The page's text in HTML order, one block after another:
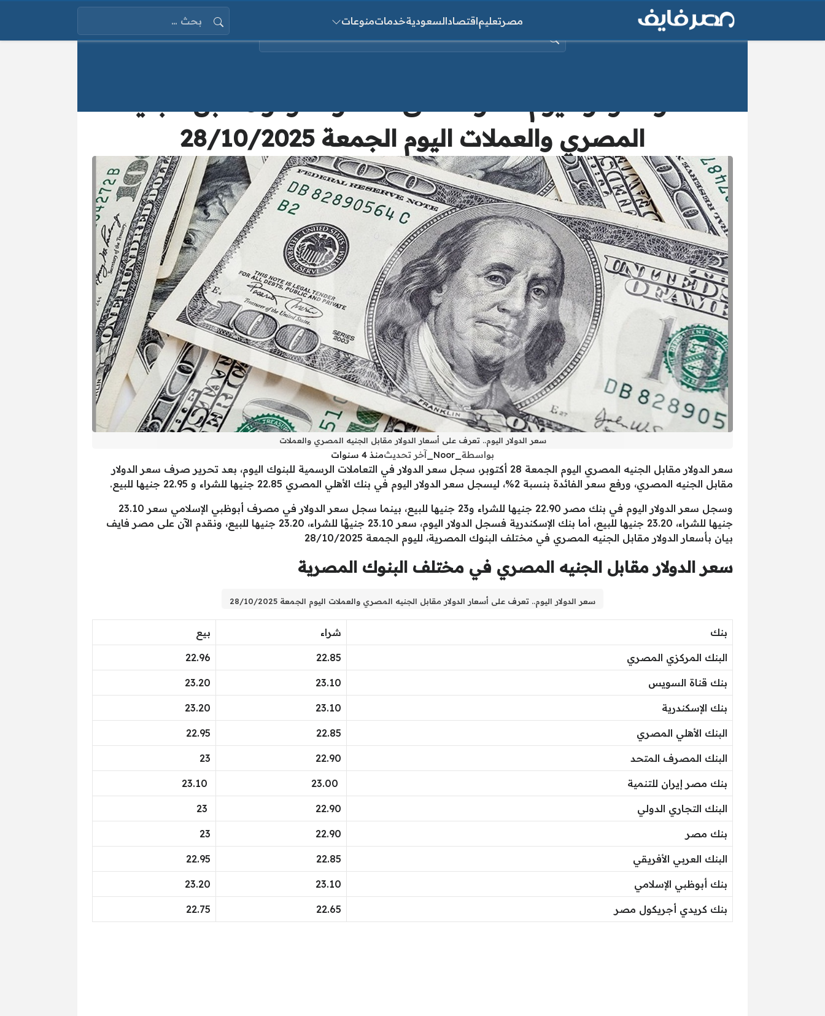
مصرتعليماقتصادالسعوديةخدماتمنوعات
البحث عن:
المصري والعملات اليوم الجمعة 28/10/2025
سعر الدولار اليوم.. تعرف على أسعار الدولار مقابل الجنيه المصري والعملات
بواسطة آخر تحديثمنذ 4 سنوات
سعر الدولار مقابل الجنيه المصري اليوم الجمعة 28 أكتوبر، سجل سعر الدولار في التعاملات الرسمية للبنوك اليوم، بعد تحرير صرف سعر الدولار
مقابل الجنيه المصري، ورفع سعر الفائدة بنسبة 2%، ليسجل سعر الدولار اليوم في بنك الأهلي المصري 22.85 جنيها للشراء و 22.95 جنيها للبيع.
وسجل سعر الدولار اليوم في بنك مصر 22.90 جنيها للشراء و23 جنيها للبيع، بينما سجل سعر الدولار في مصرف أبوظبي الإسلامي سعر 23.10
جنيها للشراء، 23.20 جنيها للبيع، أما بنك الإسكندرية فسجل الدولار اليوم، سعر 23.10 جنيهًا للشراء، 23.20 جنيها للبيع، ونقدم الآن على مصر فايف
بيان بأسعار الدولار مقابل الجنيه المصري في مختلف البنوك المصرية، لليوم الجمعة 28/10/2025
سعر الدولار مقابل الجنيه المصري في مختلف البنوك المصرية
سعر الدولار اليوم.. تعرف على أسعار الدولار مقابل الجنيه المصري والعملات اليوم الجمعة 28/10/2025
بنك شراء بيع
البنك المركزي المصري 22.85
22.96
بنك قناة السويس 23.10
23.20
بنك الإسكندرية 23.10
23.20
البنك الأهلي المصري 22.85
22.95
البنك المصرف المتحد 22.90
23
بنك مصر إيران للتنمية
البنك التجاري الدولي 22.90
بنك مصر 22.90
23
البنك العربي الأفريقي 22.85
22.95
بنك أبوظبي الإسلامي 23.10
23.20
بنك كريدي أجريكول مصر 22.65
22.75